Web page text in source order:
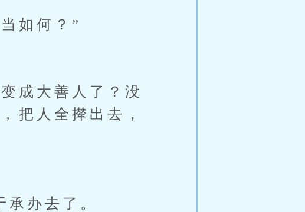
如何？”
成大善人了？没
把人全撵出去，
办去了。